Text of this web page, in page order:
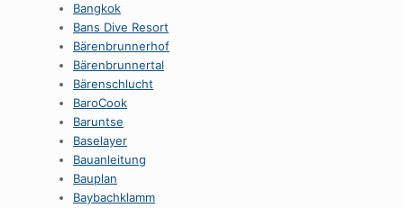
Bangkok
Bans Dive Resort
Bärenbrunnerhof
Bärenbrunnertal
Bärenschlucht
BaroCook
Baruntse
Baselayer
Bauanleitung
Bauplan
Baybachklamm